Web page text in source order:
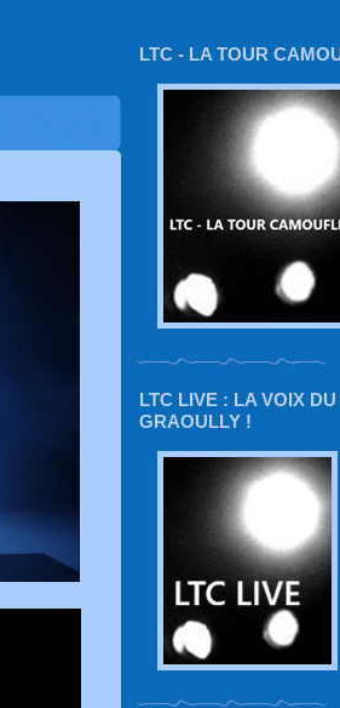
LTC - LA TOUR
LTC LIVE : LA VOIX DU
GRAOULLY !